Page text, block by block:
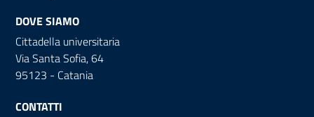
DOVE SIAMO
Cittadella universitaria
Via Santa Sofia, 64
95123 - Catania
CONTATTI